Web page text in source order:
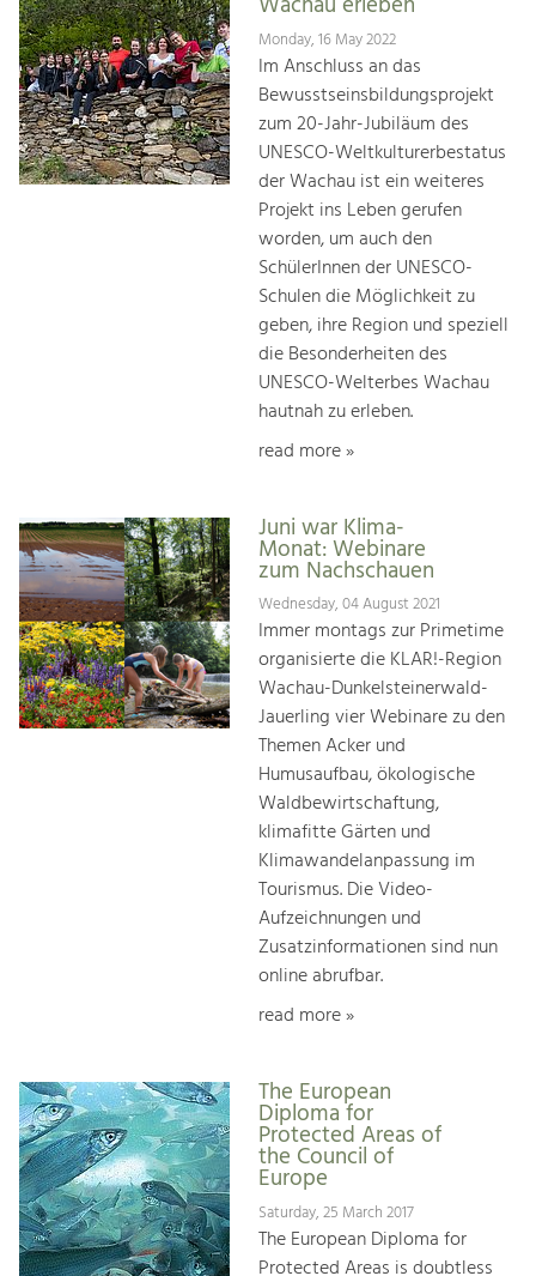
Monday, 16 May 2022
Im Anschluss an das
Bewusstseinsbildungsprojekt
zum 20-Jahr-Jubiläum des
UNESCO-Weltkulturerbestatus
der Wachau ist ein weiteres
Projekt ins Leben gerufen
worden, um auch den
SchülerInnen der UNESCO-
Schulen die Möglichkeit zu
geben, ihre Region und speziell
die Besonderheiten des
UNESCO-Welterbes Wachau
hautnah zu erleben.
read more »
Juni war Klima-
Monat: Webinare
zum Nachschauen
Wednesday, 04 August 2021
Immer montags zur Primetime
organisierte die KLAR!-Region
Wachau-Dunkelsteinerwald-
Jauerling vier Webinare zu den
Themen Acker und
Humusaufbau, ökologische
Waldbewirtschaftung,
klimafitte Gärten und
Klimawandelanpassung im
Tourismus. Die Video-
Aufzeichnungen und
Zusatzinformationen sind nun
online abrufbar.
read more »
The European
Diploma for
Protected Areas of
the Council of
Europe
Saturday, 25 March 2017
The European Diploma for
Protected Areas is doubtless